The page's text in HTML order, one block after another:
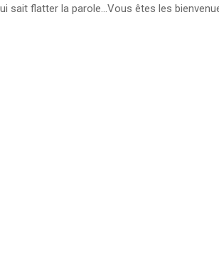
sait flatter la parole…Vous êtes les